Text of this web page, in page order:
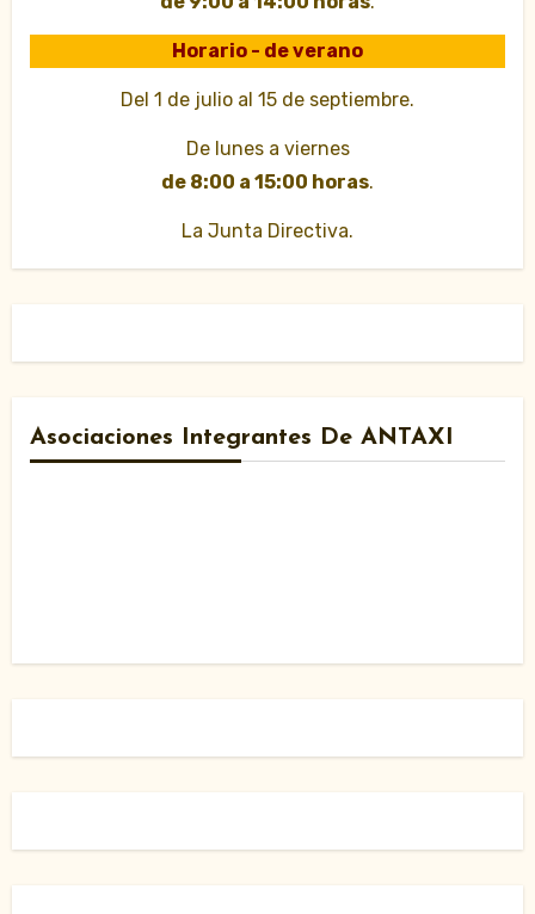
Horario - de verano
Del 1 de julio al 15 de septiembre.
De lunes a viernes
de 8:00 a 15:00 horas.
La Junta Directiva.
Asociaciones Integrantes De ANTAXI